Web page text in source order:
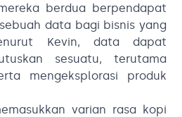
berdua berpendapat
data bagi bisnis yang
Kevin, data dapat
sesuatu, terutama
mengeksplorasi produk
varian rasa kopi